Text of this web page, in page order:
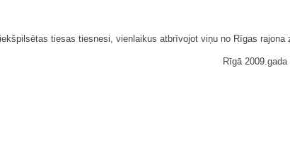
tiesas tiesnesi, vienlaikus atbrīvojot viņu no Rīgas rajona
Rīgā